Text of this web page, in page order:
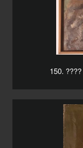
150.